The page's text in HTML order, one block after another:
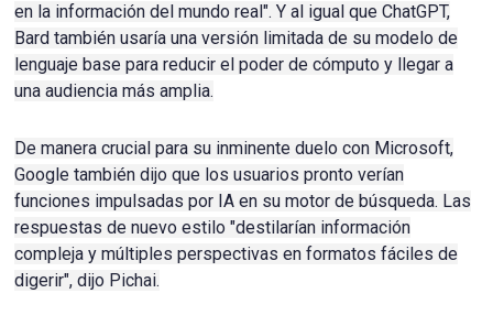
en la información del mundo real".Y al igual que ChatGPT,
Bard también usaría una versión limitada de su modelo de
lenguaje base para reducir el poder de cómputo y llegar a
una audiencia más amplia.
De manera crucial para su inminente duelo con Microsoft,
Google también dijo que los usuarios pronto verían
funciones impulsadas por IA en su motor de búsqueda. Las
respuestas de nuevo estilo "destilarían información
compleja y múltiples perspectivas en formatos fáciles de
digerir", dijo Pichai.